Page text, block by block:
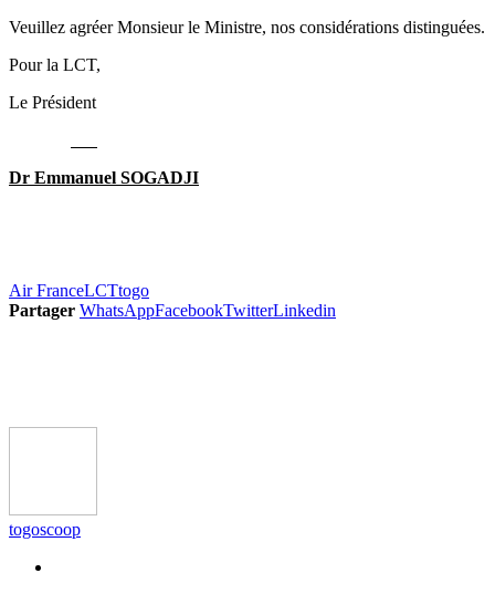
Veuillez agréer Monsieur le Ministre, nos considérations distinguées.
Pour la LCT,
Le Président
Dr Emmanuel SOGADJI
Air FranceLCTtogo
Partager WhatsAppFacebookTwitterLinkedin
togoscoop